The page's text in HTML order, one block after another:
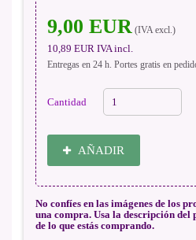
9,00 EUR (IVA excl.)
10,89 EUR IVA incl.
Entregas en 24 h. Portes gratis en
Cantidad
AÑADIR
No confíes en las imágenes de los
una compra. Usa la descripción
de lo que estás comprando.